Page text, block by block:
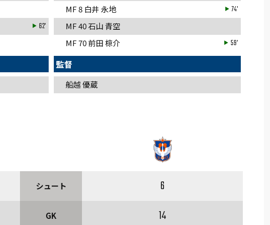
62'
MF 8 白井 永地 74'
MF 40 石山 青空
MF 70 前田 椋介
59'
監督
船越 優蔵
シュート
6
GK
14